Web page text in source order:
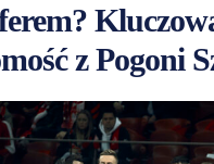
z Pogoni